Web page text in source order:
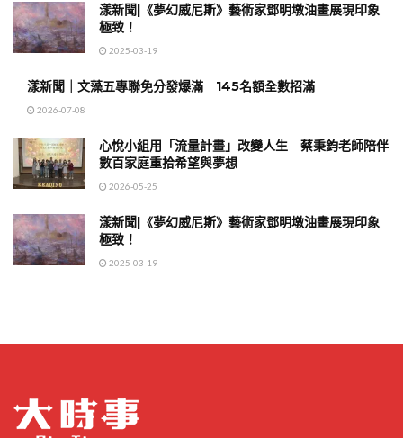
漾新聞|《夢幻威尼斯》藝術家鄧明墩油畫展現印象
極致！
2025-03-19
漾新聞｜文藻五專聯免分發爆滿 145名額全數招滿
2026-07-08
心悅小組用「流量計畫」改變人生 蔡秉鈞老師陪伴
數百家庭重拾希望與夢想
2026-05-25
漾新聞|《夢幻威尼斯》藝術家鄧明墩油畫展現印象
極致！
2025-03-19